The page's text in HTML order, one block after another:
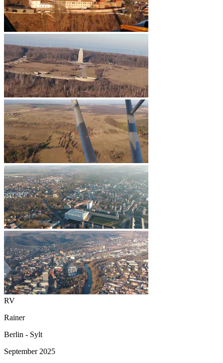
RV
Rainer
Berlin - Sylt
September 2025